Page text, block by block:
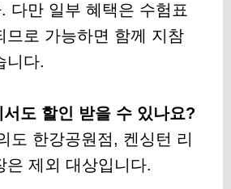
다만 일부 혜택은 수험표
므로 가능하면 함께 지참
니다.
도 할인 받을 수 있나요?
도 한강공원점, 켄싱턴 리
은 제외 대상입니다.